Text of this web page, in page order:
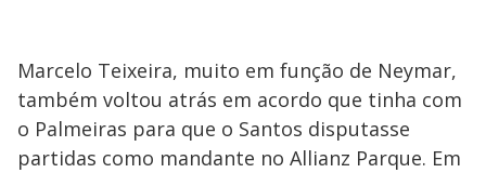
Marcelo Teixeira, muito em função de Neymar,
também voltou atrás em acordo que tinha com
o Palmeiras para que o Santos disputasse
partidas como mandante no Allianz Parque. Em